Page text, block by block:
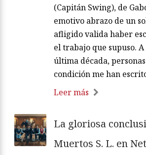
(Capitán Swing), de
emotivo abrazo de un
afligido valida haber
el trabajo que supuso.
última década,
condición me han
Leer más
La gloriosa
Muertos S. L. en